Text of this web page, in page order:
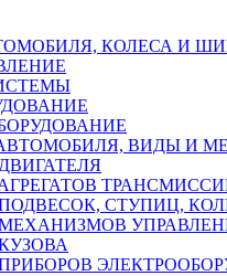
КОЛЕСА И
ВИДЫ И
ПОДВЕСОК, СТУПИЦ,
МЕХАНИЗМОВ